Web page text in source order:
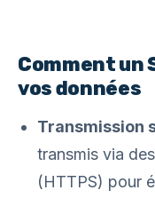
Comment un
vos données
Transmission
transmis via
(HTTPS) pour